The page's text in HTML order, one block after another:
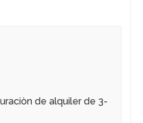
de alquiler de 3-